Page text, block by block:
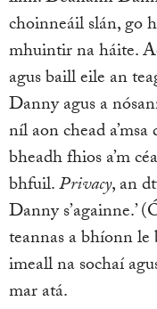
choinneáil slán, go
mhuintir na háite.
agus baill eile an
Danny agus a
níl aon chead
bheadh fhios a’m
bhfuil.Privacy, an
Danny s’againne.’
teannas a bhíonn
imeall na sochaí
mar atá.